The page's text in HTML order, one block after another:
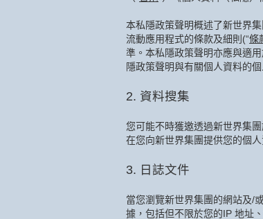
本私隱政策聲明概述了新世界
流動應用程式的條款及細則(“條
準。本私隱政策聲明亦應與適
隱政策聲明與有關個人資料的
2. 資料搜集
您可能不時獲邀透過新世界集
在您向新世界集團提供您的個
3. 日誌文件
當您瀏覽新世界集團的網站及/
據，包括但不限於您的IP 地址